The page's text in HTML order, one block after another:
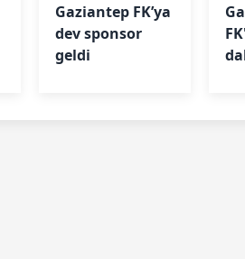
Gaziantep FK’ya
dev sponsor
geldi